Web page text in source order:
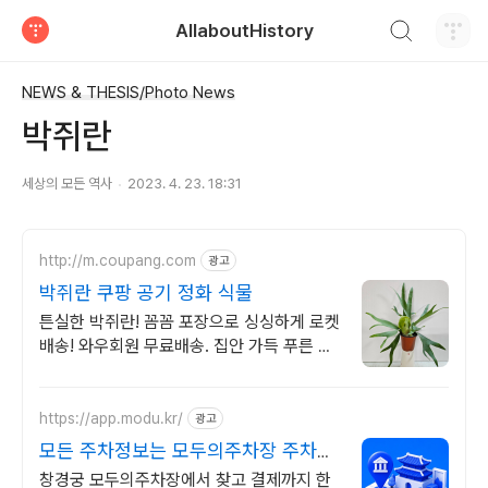
AllaboutHistory
NEWS & THESIS/Photo News
박쥐란
세상의 모든 역사 2023. 4. 23. 18:31
http://m.coupang.com 광고
박쥐란 쿠팡 공기 정화 식물
튼실한 박쥐란! 꼼꼼 포장으로 싱싱하게 로켓
배송! 와우회원 무료배송. 집안 가득 푸른 생
https://app.modu.kr/ 광고
모든 주차정보는 모두의주차장 주차장
검색은 모두의주차장
창경궁 모두의주차장에서 찾고 결제까지 한